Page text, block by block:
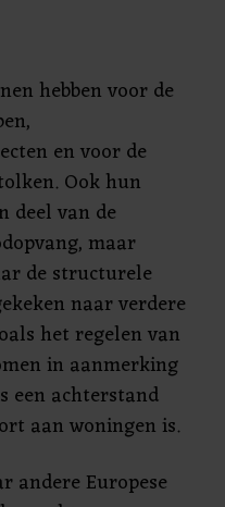
hebben voor de
en voor de
Ook hun
deel van de
maar
de structurele
naar verdere
het regelen van
in aanmerking
een achterstand
aan woningen is.
andere Europese